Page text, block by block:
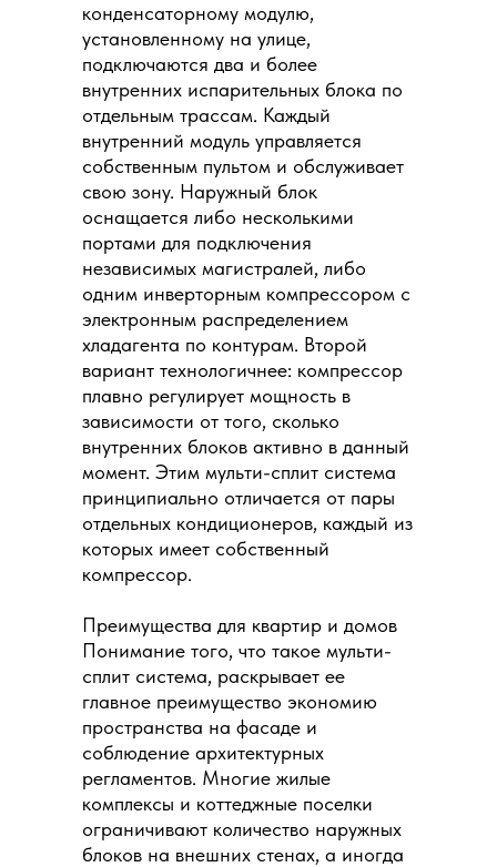
конденсаторному модулю,
установленному на улице,
подключаются два и более
внутренних испарительных блока по
отдельным трассам. Каждый
внутренний модуль управляется
собственным пультом и обслуживает
свою зону. Наружный блок
оснащается либо несколькими
портами для подключения
независимых магистралей, либо
одним инверторным компрессором с
электронным распределением
хладагента по контурам. Второй
вариант технологичнее: компрессор
плавно регулирует мощность в
зависимости от того, сколько
внутренних блоков активно в данный
момент. Этим мульти-сплит система
принципиально отличается от пары
отдельных кондиционеров, каждый из
которых имеет собственный
компрессор.
Преимущества для квартир и домов
Понимание того, что такое мульти-
сплит система, раскрывает ее
главное преимущество экономию
пространства на фасаде и
соблюдение архитектурных
регламентов. Многие жилые
комплексы и коттеджные поселки
ограничивают количество наружных
блоков на внешних стенах, а иногда